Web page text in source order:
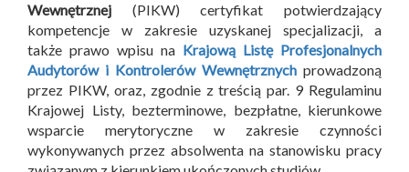
Wewnętrznej (PIKW) certyfikat potwierdzający
kompetencje w zakresie uzyskanej specjalizacji, a
także prawo wpisu na Krajową Listę Profesjonalnych
Audytorów i Kontrolerów Wewnętrznych prowadzoną
przez PIKW, oraz, zgodnie z treścią par. 9 Regulaminu
Krajowej Listy, bezterminowe, bezpłatne, kierunkowe
wsparcie merytoryczne w zakresie czynności
wykonywanych przez absolwenta na stanowisku pracy